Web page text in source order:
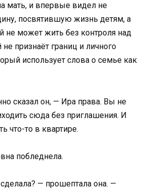
мать, и впервые видел не
посвятившую жизнь детям, а
не может жить без контроля над
признаёт границ и личного
использует слова о семье как
сказал он, — Ира права. Вы не
сюда без приглашения. И
что-то в квартире.
побледнела.
— прошептала она. —